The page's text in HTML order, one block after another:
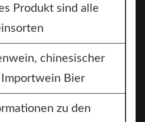
Produkt sind alle
chinesischer
Bier
zu den